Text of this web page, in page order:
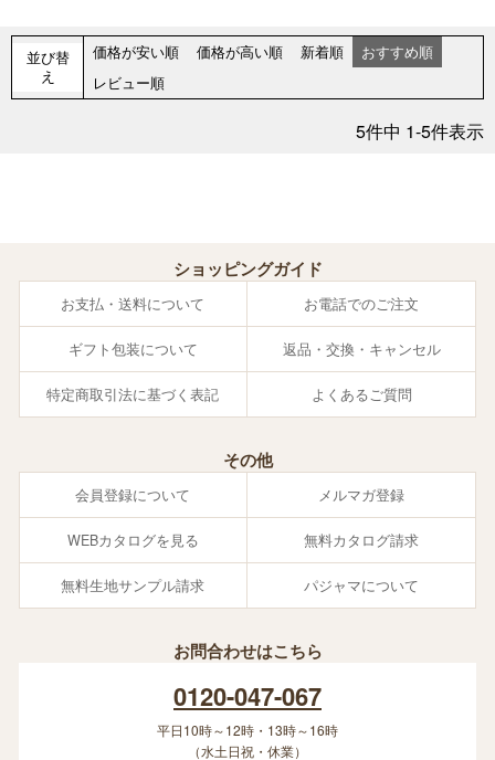
並び替
え
価格が安い順 価格が高い順 新着順
おすすめ順
レビュー順
5件中 1-5件表示
ショッピングガイド
お支払・送料について お電話でのご注文
ギフト包装について 返品・交換・キャンセル
特定商取引法に基づく表記 よくあるご質問
その他
会員登録について メルマガ登録
WEBカタログを見る 無料カタログ請求
無料生地サンプル請求 パジャマについて
お問合わせはこちら
0120-047-067
平日10時～12時・13時～16時
（水土日祝・休業）